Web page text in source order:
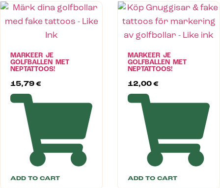
MARKEER JE
GOLFBALLEN MET
NEPTATTOOS!
15,79 €
ADD TO CART
MARKEER JE
GOLFBALLEN MET
NEPTATTOOS!
12,00 €
ADD TO CART